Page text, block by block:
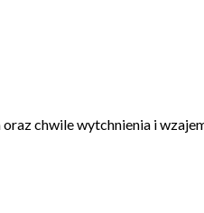
chwile wytchnienia i